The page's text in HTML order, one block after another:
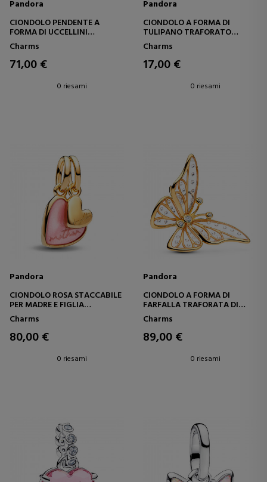
Pandora
CIONDOLO PENDENTE A
FORMA DI UCCELLINI
INNAMORATI, DIVISIBILE,
CODICE 794484C01
Charms
71,00 €
0 riesami
Pandora
CIONDOLO A FORMA DI
TULIPANO TRAFORATO
794488C00
Charms
17,00 €
0 riesami
Pandora
CIONDOLO ROSA STACCABILE
PER MADRE E FIGLIA
763766C01
Charms
80,00 €
0 riesami
Pandora
CIONDOLO A FORMA DI
FARFALLA TRAFORATA DI
GRANDI DIMENSIONI
Charms
89,00 €
0 riesami